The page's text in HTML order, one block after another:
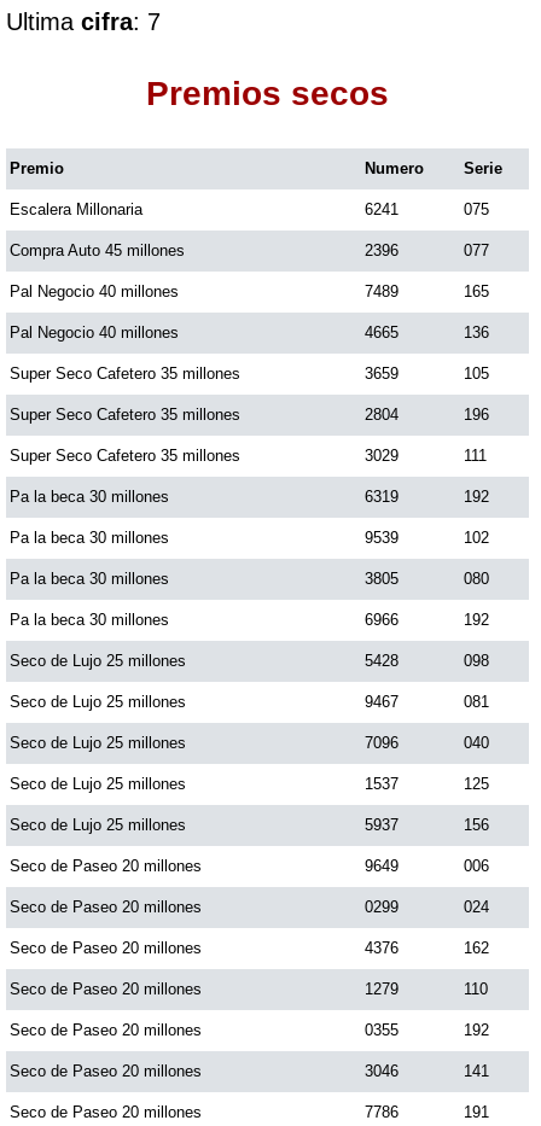
Culona noche
Dorado Mañana
Dorado Noche
Fantástica Día
Fantástica Noche
Motilon Tarde
Motilon Noche
Paisita Día
Paisita Noche
Paisita 3
Pick 3 Día
Pick 3 Noche
Pick 4 Día
Pick 4 Noche
Ultima cifra: 7
Premios secos
Premio Numero Serie
Escalera Millonaria 6241 075
Compra Auto 45 millones 2396 077
Pal Negocio 40 millones 7489 165
Pal Negocio 40 millones 4665 136
Super Seco Cafetero 35 millones 3659 105
Super Seco Cafetero 35 millones 2804 196
Super Seco Cafetero 35 millones 3029 111
Pa la beca 30 millones 6319 192
Pa la beca 30 millones 9539 102
Pa la beca 30 millones 3805 080
Pa la beca 30 millones 6966 192
Seco de Lujo 25 millones 5428 098
Seco de Lujo 25 millones 9467 081
Seco de Lujo 25 millones 7096 040
Seco de Lujo 25 millones 1537 125
Seco de Lujo 25 millones 5937 156
Seco de Paseo 20 millones 9649 006
Seco de Paseo 20 millones 0299 024
Seco de Paseo 20 millones 4376 162
Seco de Paseo 20 millones 1279 110
Seco de Paseo 20 millones 0355 192
Seco de Paseo 20 millones 3046 141
Seco de Paseo 20 millones 7786 191